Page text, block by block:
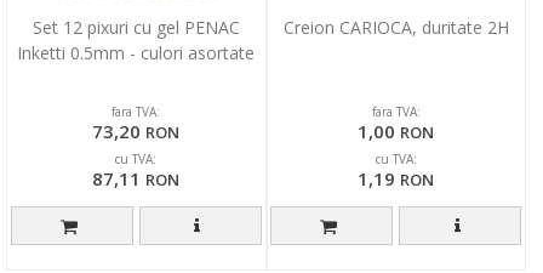
Set 12 pixuri cu gel PENAC
Inketti 0.5mm - culori asortate
fara TVA:
73,20 RON
cu TVA:
87,11 RON
Creion CARIOCA, duritate 2H
fara TVA:
1,00 RON
cu TVA:
1,19 RON